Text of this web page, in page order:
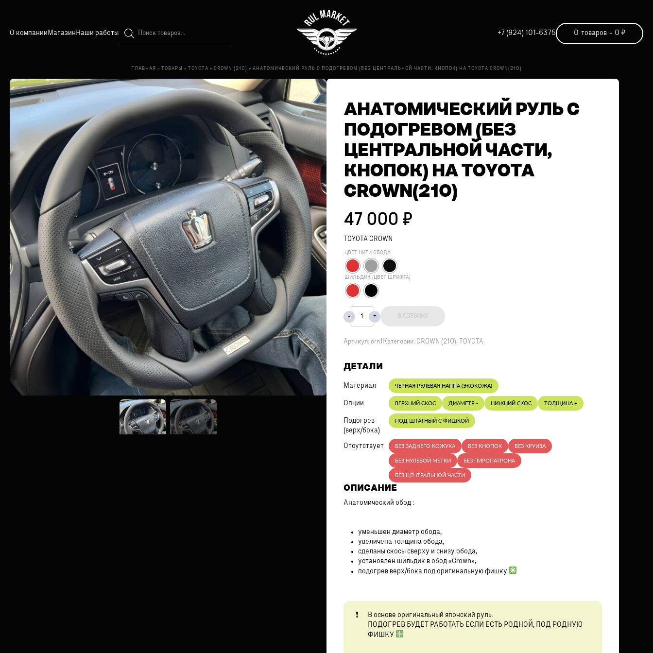
О компанииМагазинНаши работытоваров
+7 (924) 101-6375 0 товаров - 0 ₽
ГЛАВНАЯ » ТОВАРЫ » TOYOTA » CROWN (210) » АНАТОМИЧЕСКИЙ РУЛЬ С ПОДОГРЕВОМ (БЕЗ ЦЕНТРАЛЬНОЙ ЧАСТИ, КНОПОК) НА TOYOTA CROWN(210)
АНАТОМИЧЕСКИЙ РУЛЬ С
ПОДОГРЕВОМ (БЕЗ
ЦЕНТРАЛЬНОЙ ЧАСТИ,
КНОПОК) НА TOYOTA
CROWN(210)
47 000 ₽
TOYOTA CROWN
ЦВЕТ НИТИ ОБОДА
ШИЛЬДИК (ЦВЕТ ШРИФТА)
В КОРЗИНУ
Артикул: crn1 Категории: CROWN (210), TOYOTA
ОПИСАНИЕ
Анатомический обод :
уменьшен диаметр обода,
увеличена толщина обода,
сделаны скосы сверху и снизу обода,
установлен шильдик в обод «Crown»,
подогрев верх/бока под оригинальную фишку
В основе оригинальный японский руль.
ПОДОГРЕВ БУДЕТ РАБОТАТЬ ЕСЛИ ЕСТЬ РОДНОЙ, ПОД РОДНУЮ
ФИШКУ
ДЕТАЛИ
Материал ЧЕРНАЯ РУЛЕВАЯ НАППА (ЭКОКОЖА)
Опции ВЕРХНИЙ СКОС ДИАМЕТР - НИЖНИЙ СКОС ТОЛЩИНА +
Подогрев
(верх/бока)
ПОД ШТАТНЫЙ С ФИШКОЙ
Отсутствует БЕЗ ЗАДНЕГО КОЖУХА БЕЗ КНОПОК БЕЗ КРУИЗА
БЕЗ НУЛЕВОЙ МЕТКИ БЕЗ ПИРОПАТРОНА
БЕЗ ЦЕНТРАЛЬНОЙ ЧАСТИ